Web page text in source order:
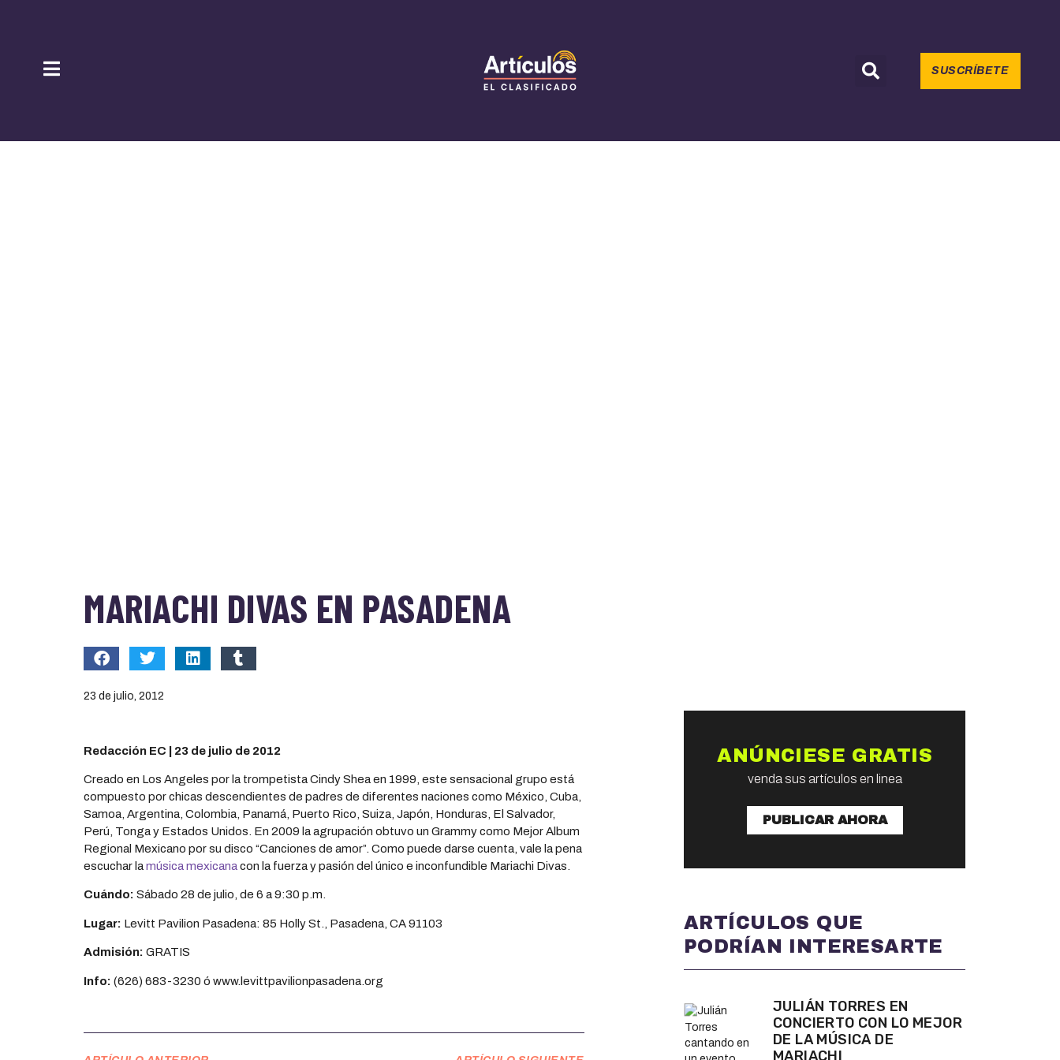
SUSCRÍBETE
MARIACHI DIVAS EN PASADENA
23 de julio, 2012
Redacción EC | 23 de julio de 2012
Creado en Los Angeles por la trompetista Cindy Shea en 1999, este sensacional grupo está
compuesto por chicas descendientes de padres de diferentes naciones como México, Cuba,
Samoa, Argentina, Colombia, Panamá, Puerto Rico, Suiza, Japón, Honduras, El Salvador,
Perú, Tonga y Estados Unidos. En 2009 la agrupación obtuvo un Grammy como Mejor Album
Regional Mexicano por su disco “Canciones de amor”. Como puede darse cuenta, vale la pena
escuchar lamúsica mexicanacon la fuerza y pasión del único e inconfundible Mariachi Divas.
Cuándo: Sábado 28 de julio, de 6 a 9:30 p.m.
Lugar: Levitt Pavilion Pasadena: 85 Holly St., Pasadena, CA 91103
Admisión: GRATIS
Info: (626) 683-3230 ó www.levittpavilionpasadena.org
ANÚNCIESE GRATIS
venda sus artículos en linea
PUBLICAR AHORA
ARTÍCULOS QUE
PODRÍAN INTERESARTE
JULIÁN TORRES EN
CONCIERTO CON LO MEJOR
DE LA MÚSICA DE
MARIACHI